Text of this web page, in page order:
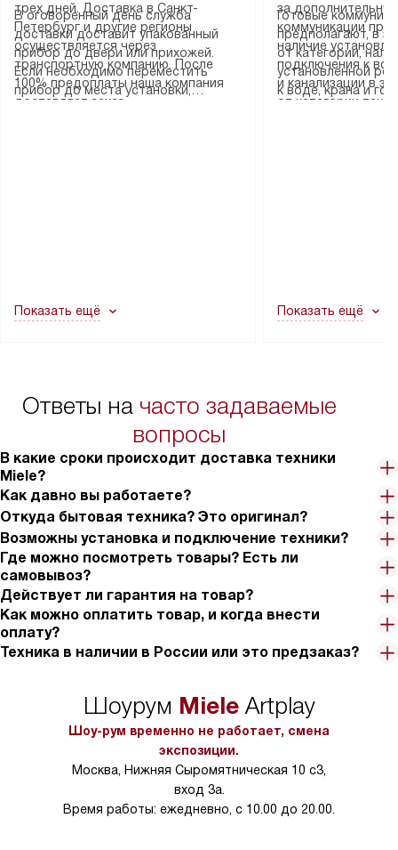
трех дней. Доставка в Санкт-
Петербург и другие регионы
осуществляется через
транспортную компанию. После
100% предоплаты наша компания
доставляет заказ
В оговоренный день служба
доставки доставит упакованный
прибор до двери или прихожей.
Если необходимо переместить
прибор до места установки,
в гарантийном ремонте в будущем.
Показать ещё
за
коммуникации
наличие
подключения к
и канализации в
от категории
Готовые
предполагают, в
от категории,
установленной
к воде, крана и
не включаются:
в условиях
Показать ещё
Ответы на часто задаваемые
вопросы
В какие сроки происходит доставка техники
Miele?
Как давно вы работаете?
Откуда бытовая техника? Это оригинал?
Возможны установка и подключение техники?
Где можно посмотреть товары? Есть ли
самовывоз?
Действует ли гарантия на товар?
Как можно оплатить товар, и когда внести
оплату?
Техника в наличии в России или это предзаказ?
Шоурум MieleArtplay
Шоу-рум временно не работает, смена
экспозиции.
Москва, Нижняя Сыромятническая 10 с3,
вход 3а.
Время работы: ежедневно, с 10.00 до 20.00.